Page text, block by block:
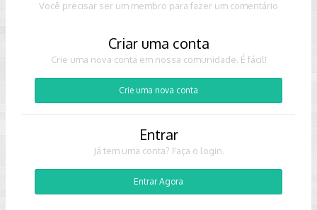
Você precisar ser um membro para fazer um comentário
Criar uma conta
Crie uma nova conta em nossa comunidade. É fácil!
Crie uma nova conta
Entrar
Já tem uma conta? Faça o login.
Entrar Agora